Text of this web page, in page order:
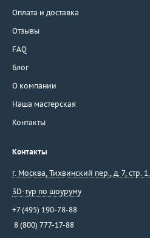
Оплата и доставка
Отзывы
FAQ
Блог
О компании
Наша мастерская
Контакты
Контакты
г. Москва, Тихвинский пер., д. 7, стр. 1.
3D-тур по шоуруму
+7 (495) 190-78-88
8 (800) 777-17-88